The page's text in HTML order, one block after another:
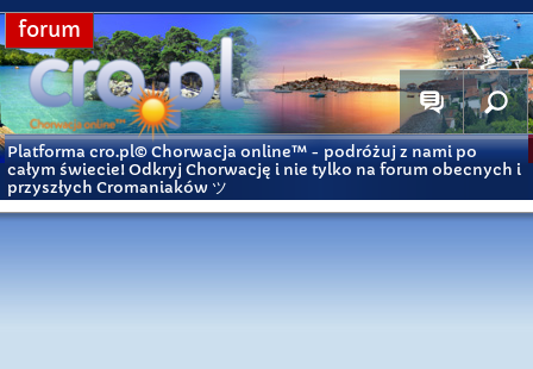
forum
Platforma cro.pl© Chorwacja online™ - podróżuj z nami po
całym świecie! Odkryj Chorwację i nie tylko na forum obecnych i
przyszłych Cromaniaków ツ